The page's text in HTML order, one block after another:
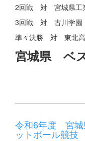
2回戦 対 宮城県工
3回戦 対 古川学
準々決勝 対 東北
宮城県 ベ
令和6年度 宮城
ットボール競